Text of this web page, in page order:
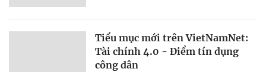
Tiểu mục mới trên VietNamNet:
Tài chính 4.0 - Điểm tín dụng
công dân